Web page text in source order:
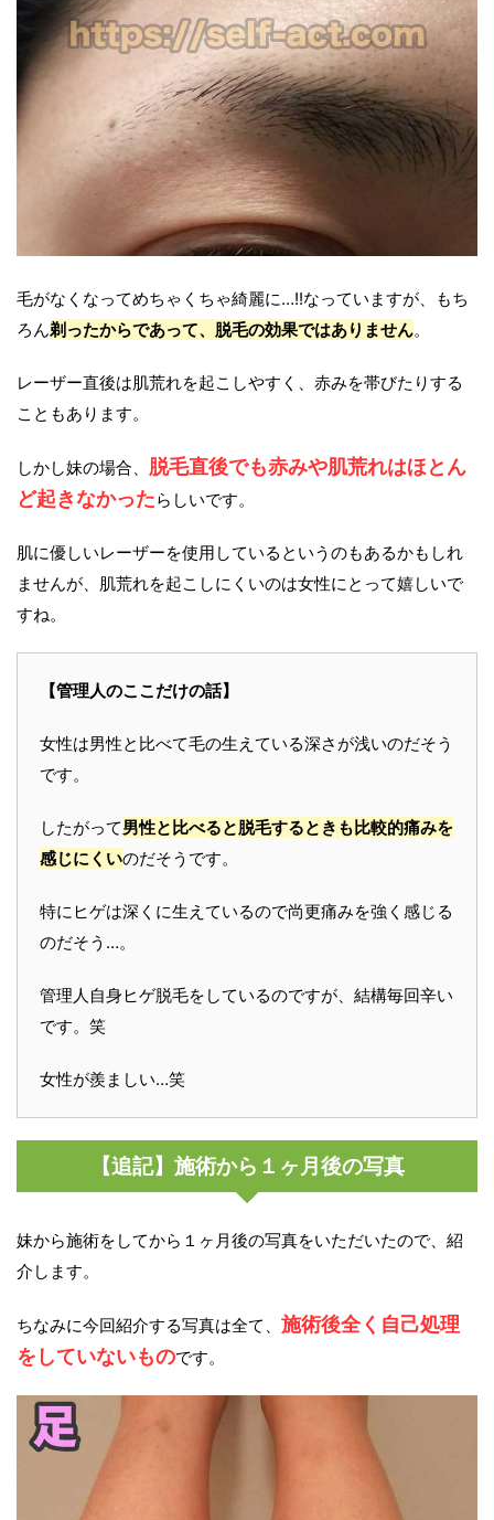
毛がなくなってめちゃくちゃ綺麗に…!!なっていますが、もち
ろん剃ったからであって、脱毛の効果ではありません。
レーザー直後は肌荒れを起こしやすく、赤みを帯びたりする
こともあります。
しかし妹の場合、 脱毛直後でも赤みや肌荒れはほとん
ど起きなかったらしいです。
肌に優しいレーザーを使用しているというのもあるかもしれ
ませんが、肌荒れを起こしにくいのは女性にとって嬉しいで
すね。
【管理人のここだけの話】
女性は男性と比べて毛の生えている深さが浅いのだそう
です。
したがって男性と比べると脱毛するときも比較的痛みを
感じにくいのだそうです。
特にヒゲは深くに生えているので尚更痛みを強く感じる
のだそう…。
管理人自身ヒゲ脱毛をしているのですが、結構毎回辛い
です。笑
女性が羨ましい…笑
【追記】施術から１ヶ月後の写真
妹から施術をしてから１ヶ月後の写真をいただいたので、紹
介します。
ちなみに今回紹介する写真は全て、 施術後全く自己処理
をしていないものです。